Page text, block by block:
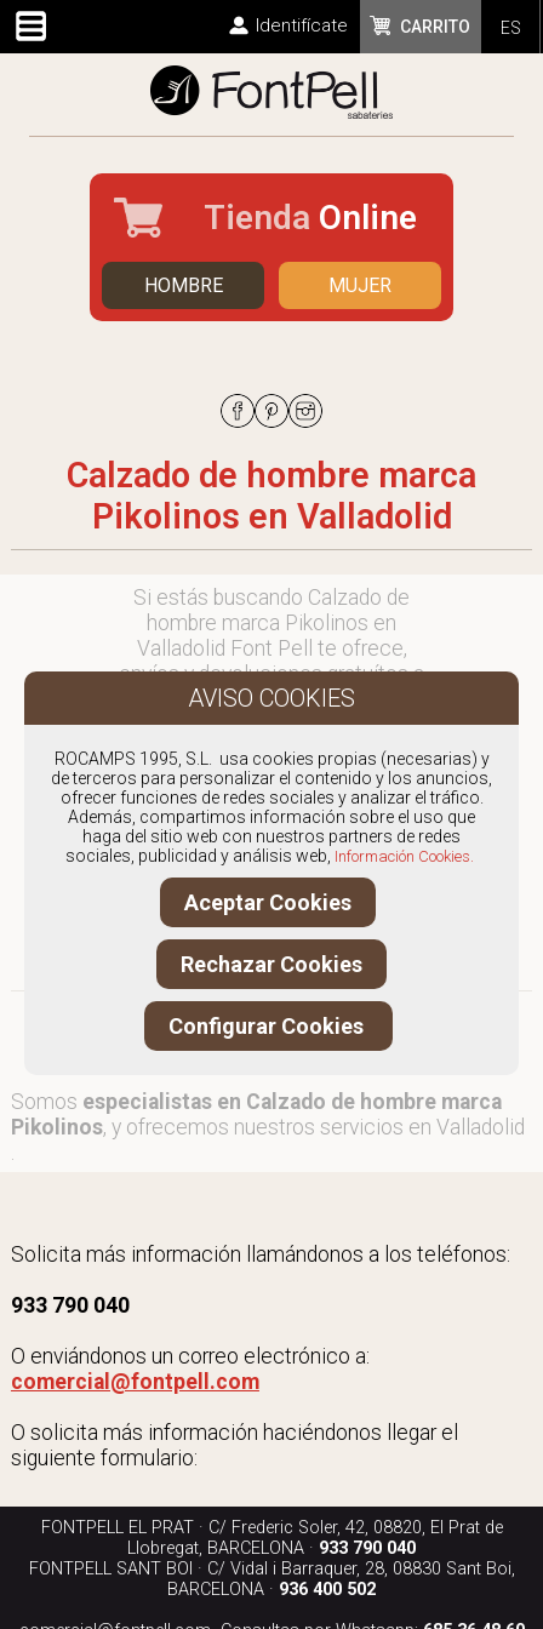
ES
CARRITO
Identifícate
Tienda Online
HOMBRE MUJER
Calzado de hombre marca
Pikolinos en Valladolid
Si estás buscando Calzado de
hombre marca Pikolinos en
Valladolid Font Pell te ofrece,
envíos y devoluciones gratuítos a
Península y Baleares, para otros
destinos consultar
en comercial@fontpell.com.
Los envíos a Valladolid gestionados
entre semana se entregarán en
menos de 48 horas; los pedidos
realizados en fin de semana, el
producto se enviará a partir del
lunes.
Somos especialistas en Calzado de hombre marca
Pikolinos, y ofrecemos nuestros servicios en Valladolid
Solicita más información llamándonos a los teléfonos:
933 790 040
O enviándonos un correo electrónico a:
comercial@fontpell.com
O solicita más información haciéndonos llegar el
siguiente formulario:
FONTPELL EL PRAT · C/ Frederic Soler, 42, 08820, El Prat de
Llobregat, BARCELONA · 933 790 040
FONTPELL SANT BOI · C/ Vidal i Barraquer, 28, 08830 Sant Boi,
BARCELONA · 936 400 502
ROCAMPS 1995, S.L. usa cookies propias (necesarias) y
de terceros para personalizar el contenido y los anuncios,
ofrecer funciones de redes sociales y analizar el tráfico.
Además, compartimos información sobre el uso que
haga del sitio web con nuestros partners de redes
sociales, publicidad y análisis web, Información Cookies.
Aceptar Cookies
Rechazar Cookies
Configurar Cookies